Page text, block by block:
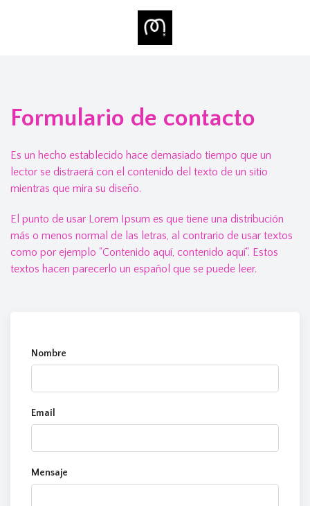
Formulario de contacto
Es un hecho establecido hace demasiado tiempo que un
lector se distraerá con el contenido del texto de un sitio
mientras que mira su diseño.
El punto de usar Lorem Ipsum es que tiene una distribución
más o menos normal de las letras, al contrario de usar textos
como por ejemplo "Contenido aquí, contenido aquí". Estos
textos hacen parecerlo un español que se puede leer.
Nombre
Email
Mensaje